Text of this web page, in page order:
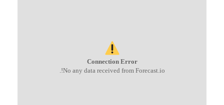
Connection Error
No any data received from Forecast.io!.